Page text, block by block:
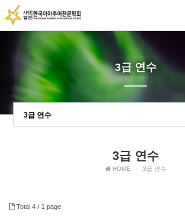
3급 연수
3급 연수
3급 연수
HOME 3급 연수
Total 4 / 1 page